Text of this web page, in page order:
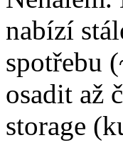
nabízí
spotřebu
osadit až
storage